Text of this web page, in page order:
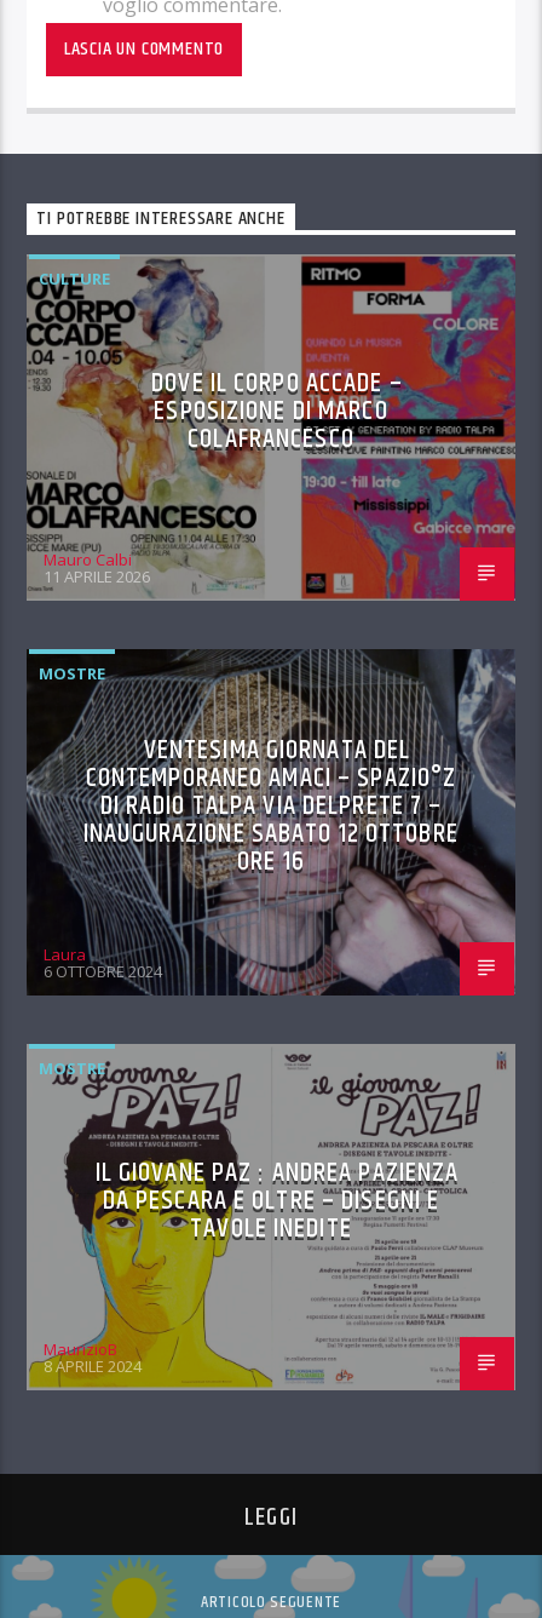
TI POTREBBE INTERESSARE ANCHE
CULTURE
DOVE IL CORPO ACCADE –
ESPOSIZIONE DI MARCO
COLAFRANCESCO
Mauro Calbi
11 APRILE 2026
MOSTRE
VENTESIMA GIORNATA DEL
CONTEMPORANEO AMACI – SPAZIO°Z
DI RADIO TALPA VIA DELPRETE 7 –
INAUGURAZIONE SABATO 12 OTTOBRE
ORE 16
Laura
6 OTTOBRE 2024
MOSTRE
IL GIOVANE PAZ : ANDREA PAZIENZA
DA PESCARA E OLTRE – DISEGNI E
TAVOLE INEDITE
MaurizioB
8 APRILE 2024
LEGGI
ARTICOLO SEGUENTE